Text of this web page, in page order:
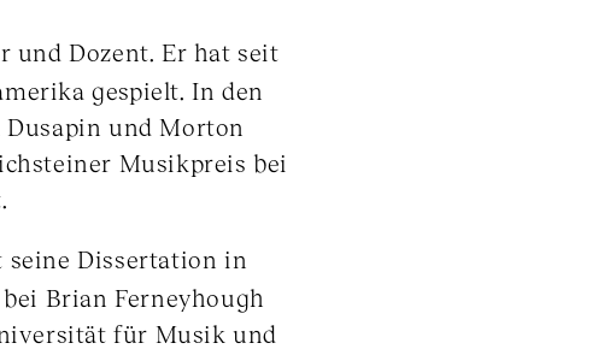
und Dozent. Er hat seit
gespielt. In den
Dusapin und Morton
Musikpreis bei
seine Dissertation in
Brian Ferneyhough
für Musik und